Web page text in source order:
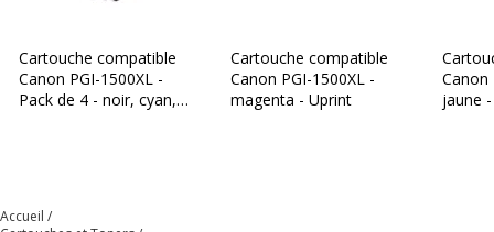
Cartouche compatible
Canon PGI-1500XL -
Pack de 4 - noir, cyan,
Cartouche compatible
Canon PGI-1500XL -
magenta - Uprint
Canon
jaune
Accueil